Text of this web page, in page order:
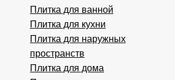
Плитка для ванной
Плитка для кухни
Плитка для наружных
пространств
Плитка для дома